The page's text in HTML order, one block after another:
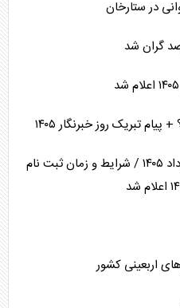
جدیدترین پیش فروش سایپا مرداد ۱۴۰۵ / شرایط و زمان ثبت نام